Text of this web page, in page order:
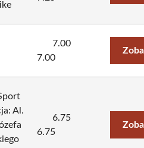
7.00
7.00
Al.
6.75
6.75